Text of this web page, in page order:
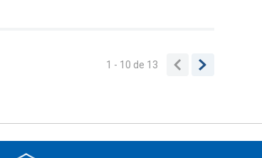
1 - 10 de 13